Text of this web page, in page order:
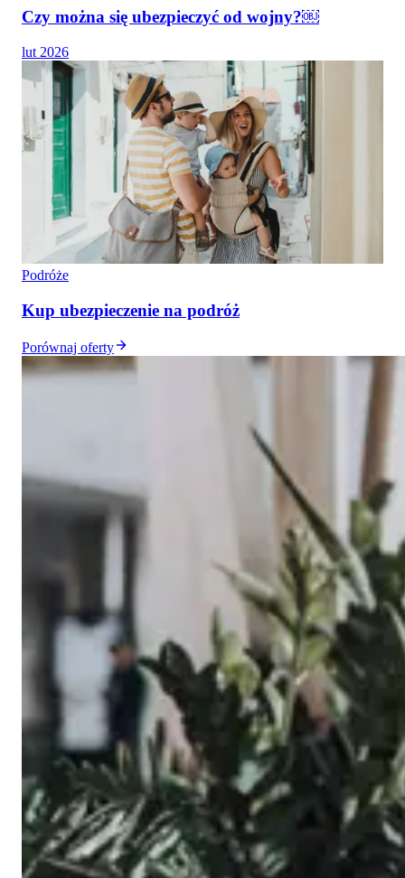
Czy można się ubezpieczyć od wojny?￼
lut 2026
Podróże
Kup ubezpieczenie na podróż
Porównaj oferty